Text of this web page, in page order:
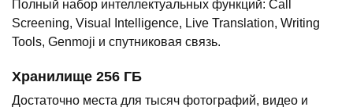
Полный набор интеллектуальных функций: Call
Screening, Visual Intelligence, Live Translation, Writing
Tools, Genmoji и спутниковая связь.
Хранилище 256 ГБ
Достаточно места для тысяч фотографий, видео и